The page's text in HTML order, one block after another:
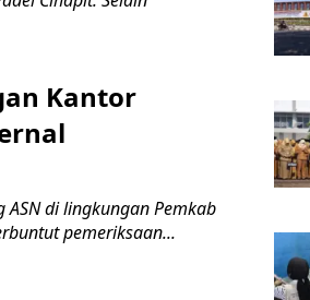
Kantor
ASN di lingkungan Pemkab
pemeriksaan...